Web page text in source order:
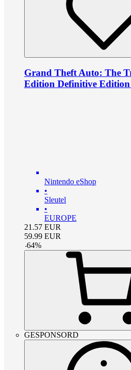
Grand Theft Auto: The
Edition Definitive
Nintendo eShop
•
Sleutel
•
EUROPE
21.57 EUR
59.99 EUR
-64%
GESPONSORD